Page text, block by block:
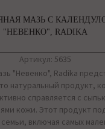
МАЗЬ С
"НЕВЕНКО", RADIKA
Артикул: 5635
"Невенко", Radika
натуральный продукт,
справляется с
кожи. Этот продукт
включая самых